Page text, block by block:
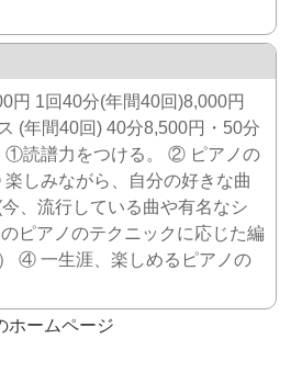
円 1回40分(年間40回)8,000円
(年間40回) 40分8,500円・50分
①読譜力をつける。 ② ピアノの
しみながら、自分の好きな曲
、流行している曲や有名なシ
ピアノのテクニックに応じた編
④ 一生涯、楽しめるピアノの